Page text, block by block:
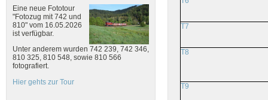
Eine neue Fototour
"Fotozug mit 742 und
810" vom 16.05.2026
ist verfügbar.
Unter anderem wurden 742 239, 742 346,
810 325, 810 548, sowie 810 566
fotografiert.
Hier gehts zur Tour
T7
T8
T9